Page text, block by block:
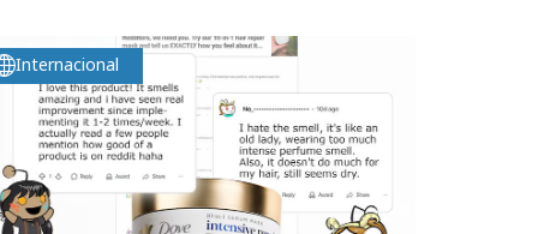
Internacional